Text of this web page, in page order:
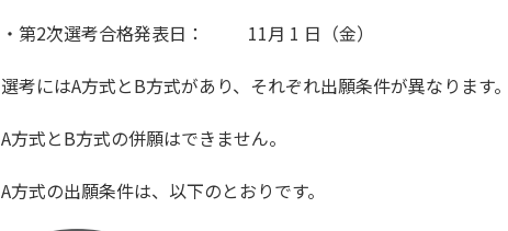
・第2次選考合格発表日： 11月 1 日（金）
選考にはA方式とB方式があり、それぞれ出願条件が異なります
A方式とB方式の併願はできません。
A方式の出願条件は、以下のとおりです。